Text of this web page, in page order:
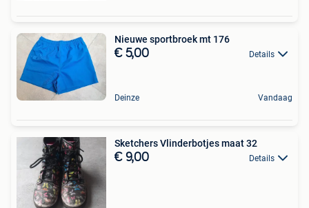
Nieuwe sportbroek mt 176
€ 5,00 Details
Deinze Vandaag
Sketchers Vlinderbotjes maat 32
€ 9,00 Details